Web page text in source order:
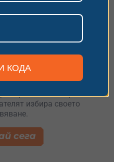
ще се хареса
карта – ти избираш
избира своето
сега
КОДА